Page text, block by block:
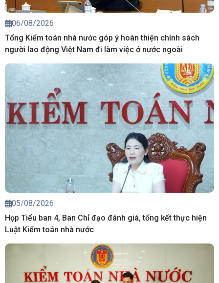
06/08/2026
Tổng Kiểm toán nhà nước góp ý hoàn thiện chính sách
người lao động Việt Nam đi làm việc ở nước ngoài
05/08/2026
Họp Tiểu ban 4, Ban Chỉ đạo đánh giá, tổng kết thực hiện
Luật Kiểm toán nhà nước